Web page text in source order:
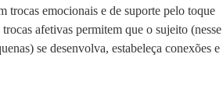
trocas emocionais e de suporte pelo toque
afetivas permitem que o sujeito (nesse
se desenvolva, estabeleça conexões e